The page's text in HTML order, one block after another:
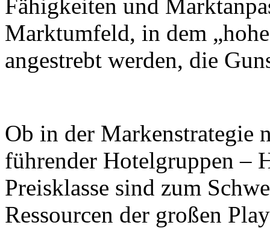
Fähigkeiten und
Marktumfeld, in dem
angestrebt werden, die
Ob in der Markenstrategie
führender Hotelgruppen –
Preisklasse sind zum
Ressourcen der großen